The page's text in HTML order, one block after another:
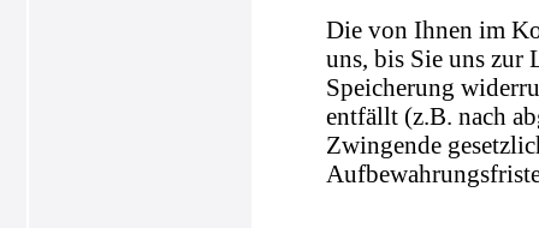
Die von Ihnen im
uns, bis Sie uns
Speicherung
entfällt (z.B. nach
Zwingende